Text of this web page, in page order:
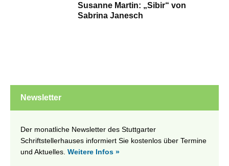
Susanne Martin: „Sibir“ von
Sabrina Janesch
Newsletter
Der monatliche Newsletter des Stuttgarter
Schriftstellerhauses informiert Sie kostenlos über Termine
und Aktuelles. Weitere Infos »